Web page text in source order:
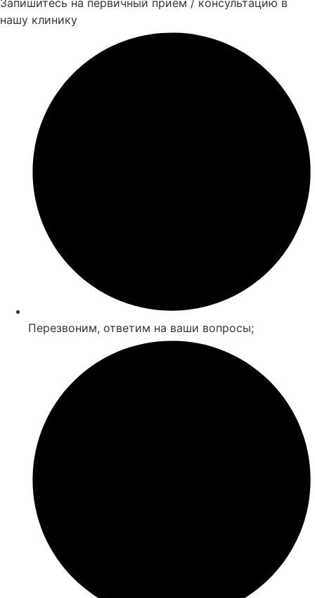
Запишитесь на первичный приём / консультацию в
нашу клинику
Перезвоним, ответим на ваши вопросы;